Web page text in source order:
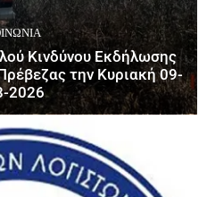
Κινδύνου Εκδήλωσης
την Κυριακή 09-
2026